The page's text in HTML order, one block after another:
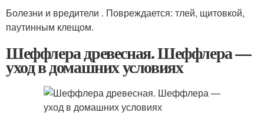
Болезни и вредители . Повреждается: тлей, щитовкой,
паутинным клещом.
Шеффлера древесная. Шеффлера —
уход в домашних условиях